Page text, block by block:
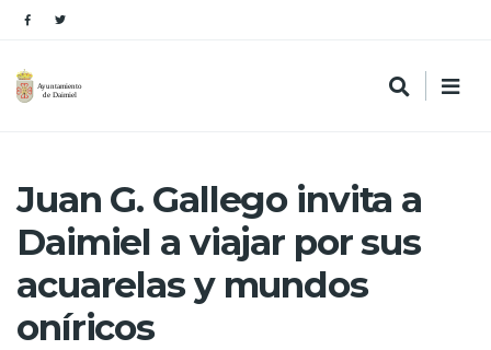
Juan G. Gallego invita a
Daimiel a viajar por sus
acuarelas y mundos
oníricos